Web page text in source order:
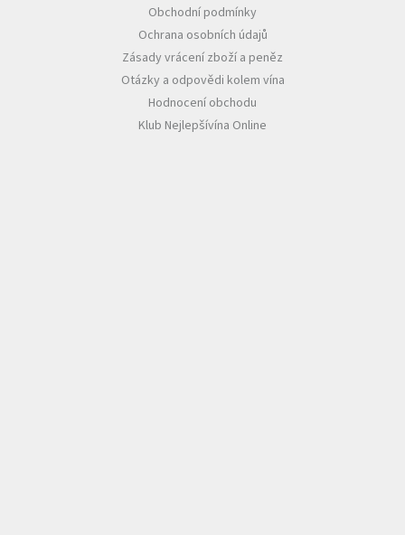
Obchodní podmínky
Ochrana osobních údajů
Zásady vrácení zboží a peněz
Otázky a odpovědi kolem vína
Hodnocení obchodu
Klub Nejlepšívína Online